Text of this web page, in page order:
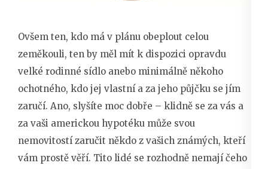
Ovšem ten, kdo má v plánu obeplout celou
zeměkouli, ten by měl mít k dispozici opravdu
velké rodinné sídlo anebo minimálně někoho
ochotného, kdo jej vlastní a za jeho půjčku se jím
zaručí. Ano, slyšíte moc dobře – klidně se za vás a
za vaši americkou hypotéku může svou
nemovitostí zaručit někdo z vašich známých, kteří
vám prostě věří. Tito lidé se rozhodně nemají čeho